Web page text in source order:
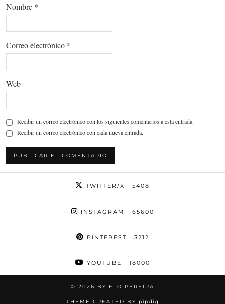
Nombre *
Correo electrónico *
Web
Recibir un correo electrónico con los siguientes comentarios a esta entrada.
Recibir un correo electrónico con cada nueva entrada.
TWITTER/X | 5408
INSTAGRAM | 65600
PINTEREST | 3212
YOUTUBE | 18000
© 2026 BY FLO PEREIRA
THEME CREATED BY pipdig